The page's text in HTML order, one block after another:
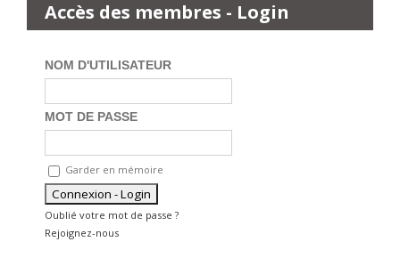
Accès des membres - Login
NOM D'UTILISATEUR
MOT DE PASSE
Garder en mémoire
Oublié votre mot de passe ?
Rejoignez-nous